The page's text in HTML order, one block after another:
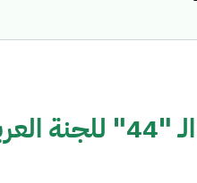
المملكة تشارك في الاجتماع